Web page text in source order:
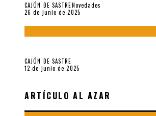
CAJÓN DE SASTRENovedades
26 de junio de 2025
CAJÓN DE SASTRE
12 de junio de 2025
ARTÍCULO AL AZAR